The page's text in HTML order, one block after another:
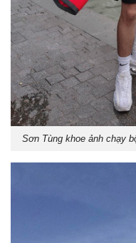
Sơn Tùng khoe ảnh chạy